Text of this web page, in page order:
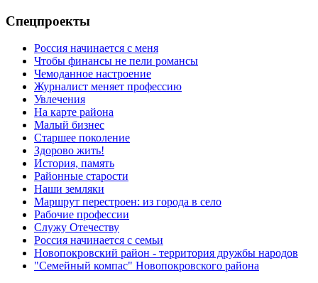
Спецпроекты
Россия начинается с меня
Чтобы финансы не пели романсы
Чемоданное настроение
Журналист меняет профессию
Увлечения
На карте района
Малый бизнес
Старшее поколение
Здорово жить!
История, память
Районные старости
Наши земляки
Маршрут перестроен: из города в село
Рабочие профессии
Служу Отечеству
Россия начинается с семьи
Новопокровский район - территория дружбы народов
"Семейный компас" Новопокровского района